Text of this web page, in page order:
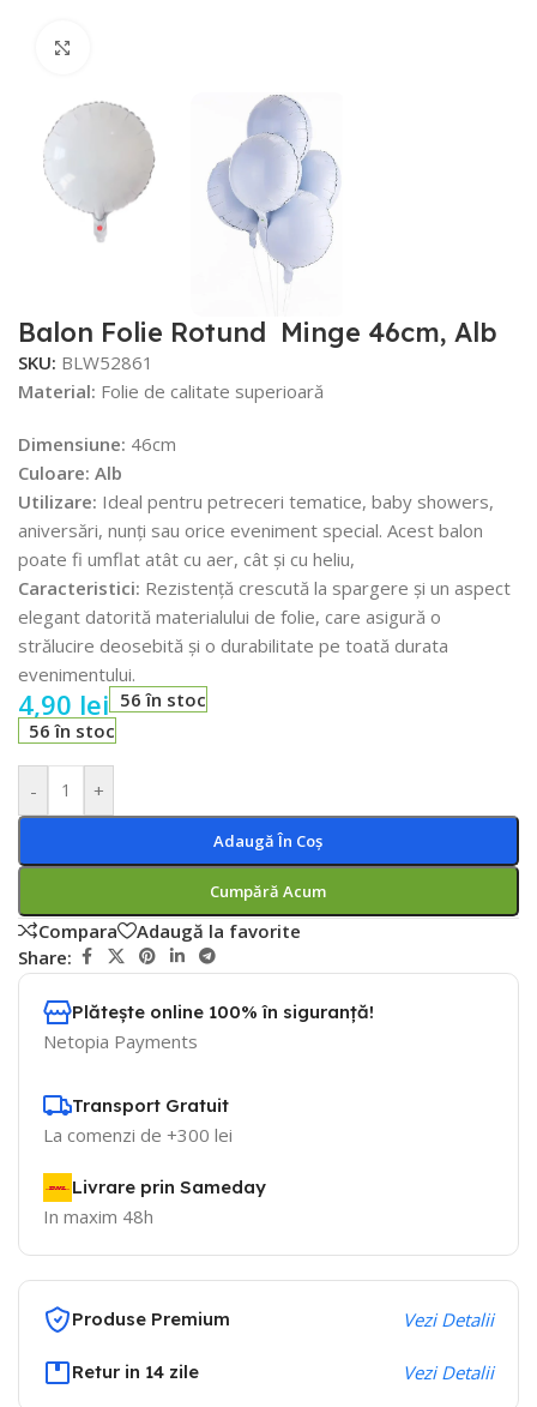
Balon Folie Rotund Minge 46cm, Alb
SKU: BLW52861
Material: Folie de calitate superioară
Dimensiune: 46cm
Culoare: Alb
Utilizare: Ideal pentru petreceri tematice, baby showers,
aniversări, nunți sau orice eveniment special. Acest balon
poate fi umflat atât cu aer, cât și cu heliu,
Caracteristici: Rezistență crescută la spargere și un aspect
elegant datorită materialului de folie, care asigură o
strălucire deosebită și o durabilitate pe toată durata
evenimentului.
4,90 lei 56 în stoc
56 în stoc
- +
Adaugă În Coș
Cumpără Acum
Compara
Adaugă la favorite
Share:
Plătește online 100% în siguranță!
Netopia Payments
Transport Gratuit
La comenzi de +300 lei
Livrare prin Sameday
In maxim 48h
Produse Premium Vezi Detalii
Retur in 14 zile Vezi Detalii